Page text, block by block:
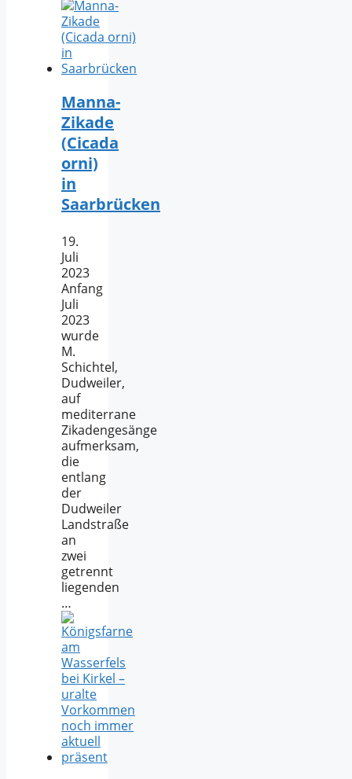
Manna-
Zikade
(Cicada
orni)
in
Saarbrücken
19.
Juli
2023
Anfang
Juli
2023
wurde
M.
Schichtel,
Dudweiler,
auf
mediterrane
Zikadengesänge
aufmerksam,
die
entlang
der
Dudweiler
Landstraße
an
zwei
getrennt
liegenden
…